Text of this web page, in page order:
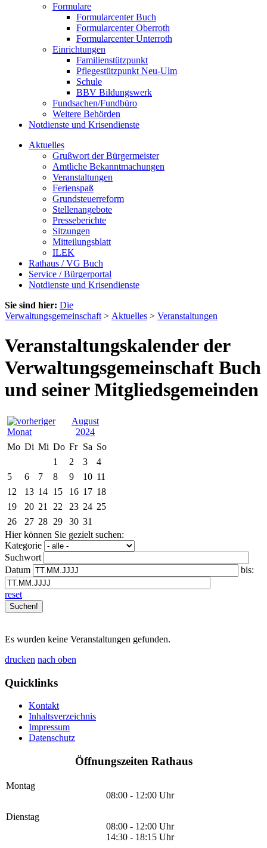
Formulare
Formularcenter Buch
Formularcenter Oberroth
Formularcenter Unterroth
Einrichtungen
Familienstützpunkt
Pflegestützpunkt Neu-Ulm
Schule
BBV Bildungswerk
Fundsachen/Fundbüro
Weitere Behörden
Notdienste und Krisendienste
Aktuelles
Grußwort der Bürgermeister
Amtliche Bekanntmachungen
Veranstaltungen
Ferienspaß
Grundsteuerreform
Stellenangebote
Presseberichte
Sitzungen
Mitteilungsblatt
ILEK
Rathaus / VG Buch
Service / Bürgerportal
Notdienste und Krisendienste
Sie sind hier: Die
Verwaltungsgemeinschaft > Aktuelles > Veranstaltungen
Veranstaltungskalender der
Verwaltungsgemeinschaft Buch
und seiner Mitgliedsgemeinden
August
2024
Mo Di Mi Do Fr Sa So
1
2 3
4
5
6 7 8 9 10 11
12
13 14 15 16 17 18
19
20 21 22 23 24 25
26
27 28 29 30 31
Hier können Sie gezielt suchen:
Kategorie
Suchwort
Datum
bis:
reset
Es wurden keine Veranstaltungen gefunden.
drucken nach oben
Quicklinks
Kontakt
Inhaltsverzeichnis
Impressum
Datenschutz
Öffnungszeiten Rathaus
Montag
08:00 - 12:00 Uhr
Dienstag
08:00 - 12:00 Uhr
14:30 - 18:15 Uhr